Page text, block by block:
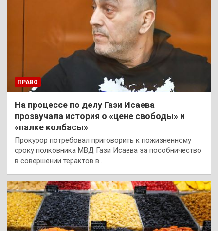
ПРАВО
На процессе по делу Гази Исаева
прозвучала история о «цене свободы» и
«палке колбасы»
Прокурор потребовал приговорить к пожизненному
сроку полковника МВД Гази Исаева за пособничество
в совершении терактов в…